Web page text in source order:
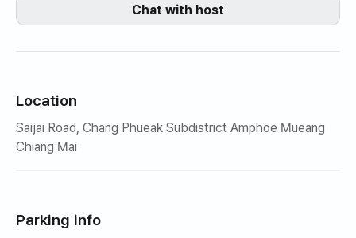
Chat with host
Location
Saijai Road, Chang Phueak Subdistrict Amphoe Mueang
Chiang Mai
Parking info